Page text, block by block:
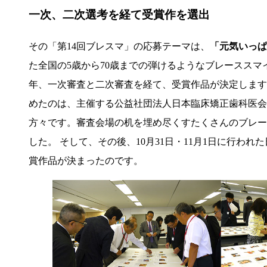
一次、二次選考を経て受賞作を選出
その「第14回ブレスマ」の応募テーマは、
「元気いっ
た全国の5歳から70歳までの弾けるようなブレースス
年、一次審査と二次審査を経て、受賞作品が決定しま
めたのは、主催する公益社団法人日本臨床矯正歯科医
方々です。審査会場の机を埋め尽くすたくさんのブレ
した。 そして、その後、10月31日・11月1日に行われ
賞作品が決まったのです。